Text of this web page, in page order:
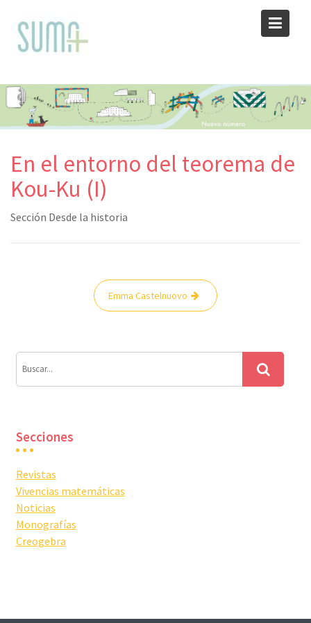
content
En el entorno del teorema de
Kou-Ku (I)
Sección Desde la historia
Navegación
Emma Castelnuovo
Secciones
Revistas
Vivencias matemáticas
Noticias
Monografías
Creogebra